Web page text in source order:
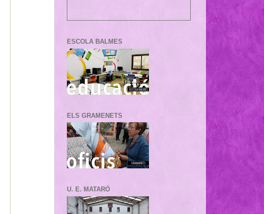
ESCOLA BALMES
ELS GRAMENETS
U. E. MATARÓ